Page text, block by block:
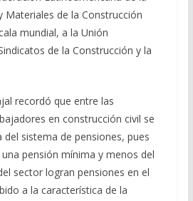
Materiales de la Construcción
mundial, a la Unión
de la Construcción y la
recordó que entre las
en construcción civil se
sistema de pensiones, pues
pensión mínima y menos del
sector logran pensiones en el
a la característica de la